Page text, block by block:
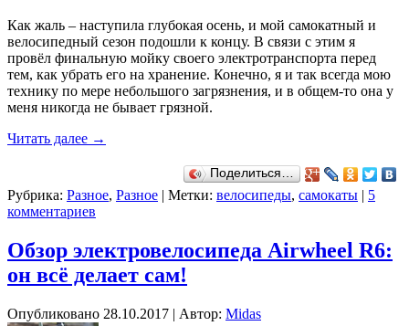
Как жаль – наступила глубокая осень, и мой самокатный и
велосипедный сезон подошли к концу. В связи с этим я
провёл финальную мойку своего электротранспорта перед
тем, как убрать его на хранение. Конечно, я и так всегда мою
технику по мере небольшого загрязнения, и в общем-то она у
меня никогда не бывает грязной.
Читать далее →
Поделиться…
Рубрика: Разное, Разное | Метки: велосипеды, самокаты | 5
комментариев
Обзор электровелосипеда Airwheel R6:
он всё делает сам!
Опубликовано 28.10.2017 | Автор: Midas